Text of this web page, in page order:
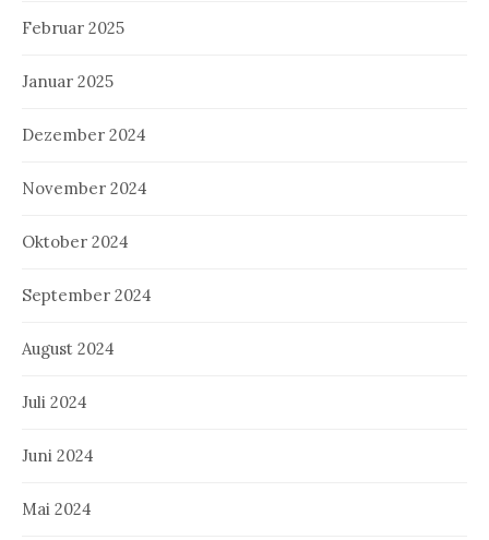
Februar 2025
Januar 2025
Dezember 2024
November 2024
Oktober 2024
September 2024
August 2024
Juli 2024
Juni 2024
Mai 2024